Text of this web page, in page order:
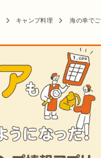
キャンプ料理 海の幸で